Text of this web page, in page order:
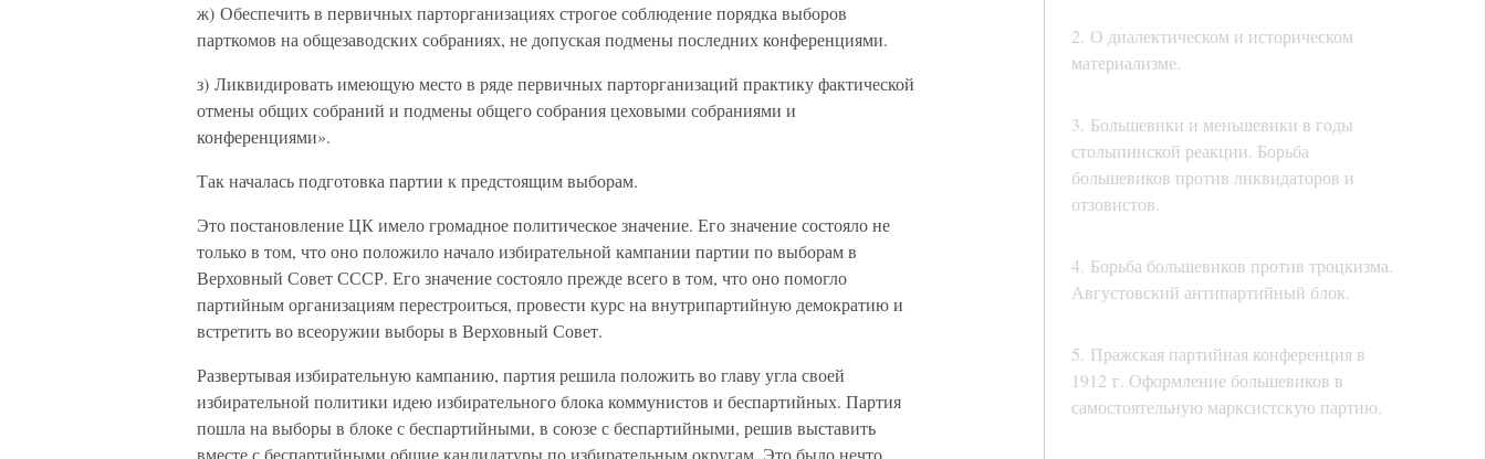
2. О диалектическом и историческом
материализме.
3. Большевики и меньшевики в годы
столыпинской реакции. Борьба
большевиков против ликвидаторов и
отзовистов.
4. Борьба большевиков против троцкизма.
Августовский антипартийный блок.
5. Пражская партийная конференция в
1912 г. Оформление большевиков в
самостоятельную марксистскую партию.
ж) Обеспечить в первичных парторганизациях строгое соблюдение порядка выборов
парткомов на общезаводских собраниях, не допуская подмены последних конференциями.
з) Ликвидировать имеющую место в ряде первичных парторганизаций практику фактической
отмены общих собраний и подмены общего собрания цеховыми собраниями и
конференциями».
Так началась подготовка партии к предстоящим выборам.
Это постановление ЦК имело громадное политическое значение. Его значение состояло не
только в том, что оно положило начало избирательной кампании партии по выборам в
Верховный Совет СССР. Его значение состояло прежде всего в том, что оно помогло
партийным организациям перестроиться, провести курс на внутрипартийную демократию и
встретить во всеоружии выборы в Верховный Совет.
Развертывая избирательную кампанию, партия решила положить во главу угла своей
избирательной политики идею избирательного блока коммунистов и беспартийных. Партия
пошла на выборы в блоке с беспартийными, в союзе с беспартийными, решив выставить
вместе с беспартийными общие кандидатуры по избирательным округам. Это было нечто